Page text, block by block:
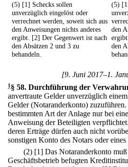
(5) [1] Schecks sollen
unverzüglich eingelöst oder
verrechnet werden, soweit sich aus
den Anweisungen nichts anderes
ergibt. [2] Der Gegenwert ist nach
den Absätzen 2 und 3 zu
behandeln.
(5)
den
den
[9. Juni 2017–1.
1§ 58. Durchführung der
anvertraute Gelder unverzüglich
Gelder (Notaranderkonto) zuzuführen.
bestimmten Art der Anlage nur bei
Anweisung der Beteiligten verpflichtet.
deren Erträge dürfen auch nicht
sonstigen Konto des Notars oder
(2) [1] Das Notaranderkonto
Geschäftsbetrieb befugten